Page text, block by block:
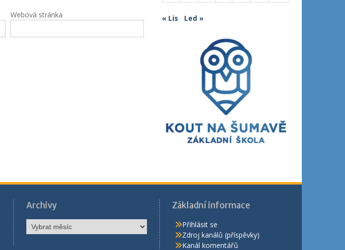
Webová stránka « Lis Led »
Archivy
Archivy
Základní informace
Přihlásit se
Zdroj kanálů (příspěvky)
Kanál komentářů